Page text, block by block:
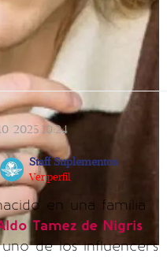
2025 10:24
Staff Suplementos
Ver perfil
en una familia
Tamez de Nigris
de los influencers